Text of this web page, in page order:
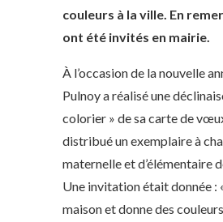
couleurs à la ville. En
ont été invités en mairie.
À l’occasion de la nouvelle
Pulnoy a réalisé une
colorier » de sa carte de
distribué un exemplaire à
maternelle et d’élémentaire
Une invitation était donnée :
maison et donne des